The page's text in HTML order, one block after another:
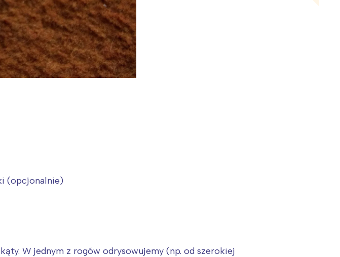
(opcjonalnie)
W jednym z rogów odrysowujemy (np. od szerokiej